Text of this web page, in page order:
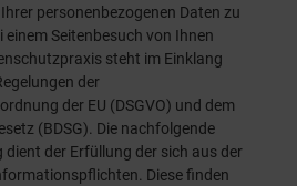
personenbezogenen Daten zu
einem Seitenbesuch von Ihnen
steht im Einklang
der
der EU (DSGVO) und dem
(BDSG). Die nachfolgende
der Erfüllung der sich aus der
Diese finden